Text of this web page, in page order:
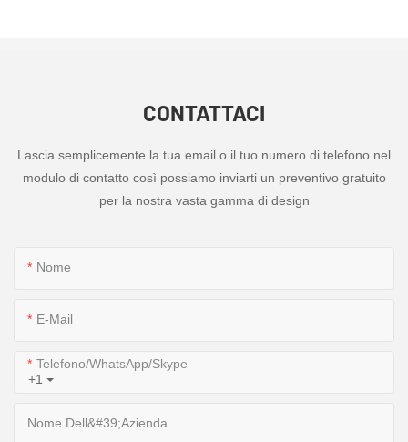
CONTATTACI
Lascia semplicemente la tua email o il tuo numero di telefono nel
modulo di contatto così possiamo inviarti un preventivo gratuito
per la nostra vasta gamma di design
Nome
E-Mail
+1
Telefono/WhatsApp/Skype
Nome Dell&#39;azienda